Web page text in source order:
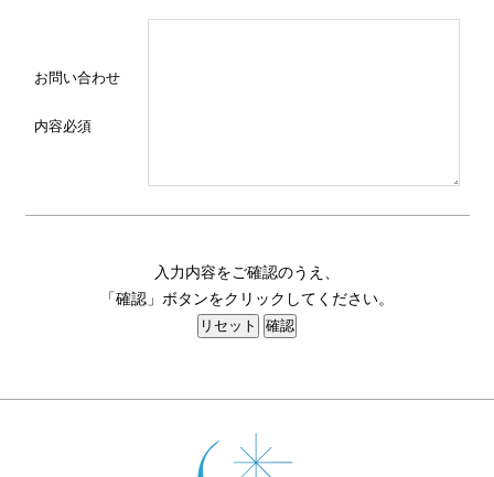
お問い合わせ
内容必須
入力内容をご確認のうえ、
「確認」ボタンをクリックしてください。